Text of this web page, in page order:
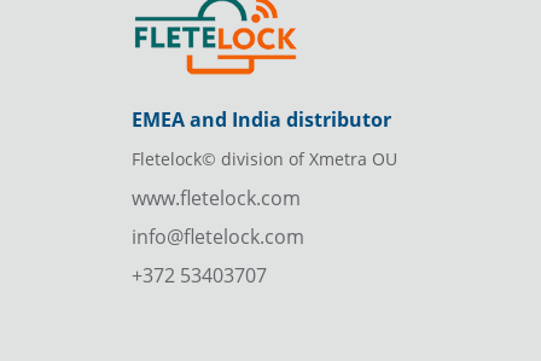
EMEA and India distributor
Fletelock© division of Xmetra OU
www.fletelock.com
info@fletelock.com
+372 53403707